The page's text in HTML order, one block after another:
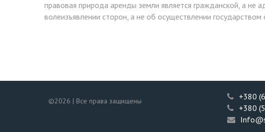
правовая природа аренды земли является гражданской, а
волеизъявлении сторон, а не об осуществлении
+380
+380
©2026 | Все права защищены